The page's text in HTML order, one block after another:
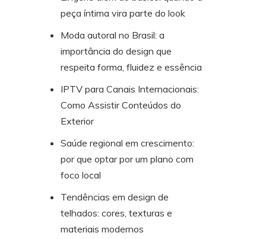
peça íntima vira parte do look
Moda autoral no Brasil: a
importância do design que
respeita forma, fluidez e essência
IPTV para Canais Internacionais:
Como Assistir Conteúdos do
Exterior
Saúde regional em crescimento:
por que optar por um plano com
foco local
Tendências em design de
telhados: cores, texturas e
materiais modernos